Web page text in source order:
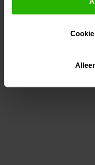
gepersonaliseerde
Lees hier meer over in
Via "Cookie